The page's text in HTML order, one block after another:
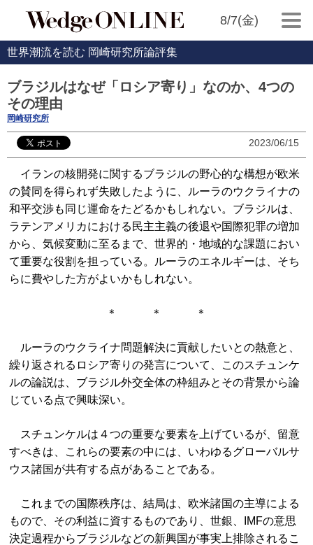
8/7(金)
世界潮流を読む 岡崎研究所論評集
ブラジルはなぜ「ロシア寄り」なのか、4つの
その理由
岡崎研究所
2023/06/15
イランの核開発に関するブラジルの野心的な構想が欧米
の賛同を得られず失敗したように、ルーラのウクライナの
和平交渉も同じ運命をたどるかもしれない。ブラジルは、
ラテンアメリカにおける民主主義の後退や国際犯罪の増加
から、気候変動に至るまで、世界的・地域的な課題におい
て重要な役割を担っている。ルーラのエネルギーは、そち
らに費やした方がよいかもしれない。
＊ ＊ ＊
ルーラのウクライナ問題解決に貢献したいとの熱意と、
繰り返されるロシア寄りの発言について、このスチュンケ
ルの論説は、ブラジル外交全体の枠組みとその背景から論
じている点で興味深い。
スチュンケルは４つの重要な要素を上げているが、留意
すべきは、これらの要素の中には、いわゆるグローバルサ
ウス諸国が共有する点があることである。
これまでの国際秩序は、結局は、欧米諸国の主導による
もので、その利益に資するものであり、世銀、IMFの意思
決定過程からブラジルなどの新興国が事実上排除されるこ